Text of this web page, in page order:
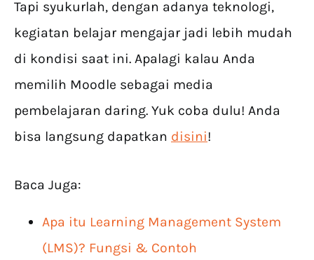
Tapi syukurlah, dengan adanya teknologi,
kegiatan belajar mengajar jadi lebih mudah
di kondisi saat ini. Apalagi kalau Anda
memilih Moodle sebagai media
pembelajaran daring. Yuk coba dulu! Anda
bisa langsung dapatkan disini!
Baca Juga:
Apa itu Learning Management System
(LMS)? Fungsi & Contoh